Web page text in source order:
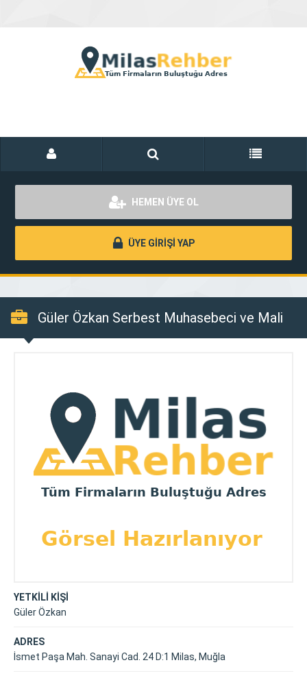
HEMEN ÜYE OL
ÜYE GİRİŞİ YAP
Güler Özkan Serbest Muhasebeci ve Mali
YETKİLİ KİŞİ
Güler Özkan
ADRES
İsmet Paşa Mah. Sanayi Cad. 24 D:1 Milas, Muğla